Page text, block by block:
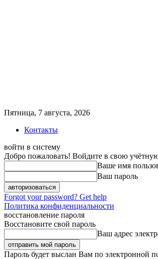
Пятница, 7 августа, 2026
Контакты
войти в систему
Добро пожаловать! Войдите в свою
Ваше имя
Ваш пароль
Forgot your password? Get help
Политика конфиденциальности
восстановление пароля
Восстановите свой пароль
Ваш адрес
Пароль будет выслан Вам по электронной